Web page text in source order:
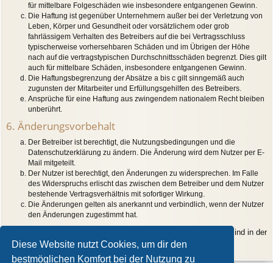
Diese Website nutzt Cookies, um dir den
bestmöglichen Komfort bei der Nutzung zu
für mittelbare Folgeschäden wie insbesondere entgangenen Gewinn.
Die Haftung ist gegenüber Unternehmern außer bei der Verletzung von
Leben, Körper und Gesundheit oder vorsätzlichem oder grob
fahrlässigem Verhalten des Betreibers auf die bei Vertragsschluss
typischerweise vorhersehbaren Schäden und im Übrigen der Höhe
nach auf die vertragstypischen Durchschnittsschäden begrenzt. Dies gilt
auch für mittelbare Schäden, insbesondere entgangenen Gewinn.
Die Haftungsbegrenzung der Absätze a bis c gilt sinngemäß auch
zugunsten der Mitarbeiter und Erfüllungsgehilfen des Betreibers.
Ansprüche für eine Haftung aus zwingendem nationalem Recht bleiben
unberührt.
6. Änderungsvorbehalt
Der Betreiber ist berechtigt, die Nutzungsbedingungen und die
Datenschutzerklärung zu ändern. Die Änderung wird dem Nutzer per E-
Mail mitgeteilt.
Der Nutzer ist berechtigt, den Änderungen zu widersprechen. Im Falle
des Widerspruchs erlischt das zwischen dem Betreiber und dem Nutzer
bestehende Vertragsverhältnis mit sofortiger Wirkung.
Die Änderungen gelten als anerkannt und verbindlich, wenn der Nutzer
den Änderungen zugestimmt hat.
Informationen über den Umgang mit deinen persönlichen Daten sind in der
Datenschutzerklärung enthalten.